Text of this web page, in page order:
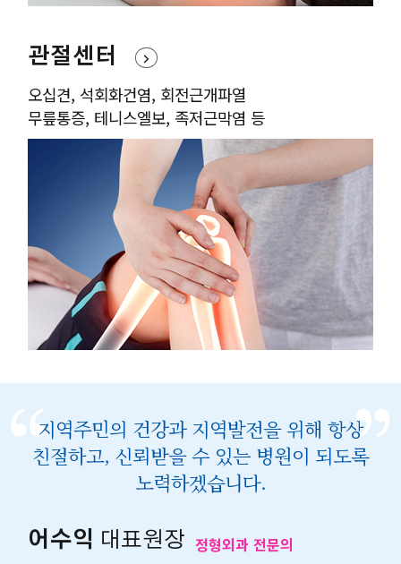
관절센터
오십견, 석회화건염, 회전근개파열
무릎통증, 테니스엘보, 족저근막염 등
지역주민의 건강과 지역발전을 위해 항상
친절하고, 신뢰받을 수 있는 병원이 되도록
노력하겠습니다.
어수익 대표원장 정형외과 전문의